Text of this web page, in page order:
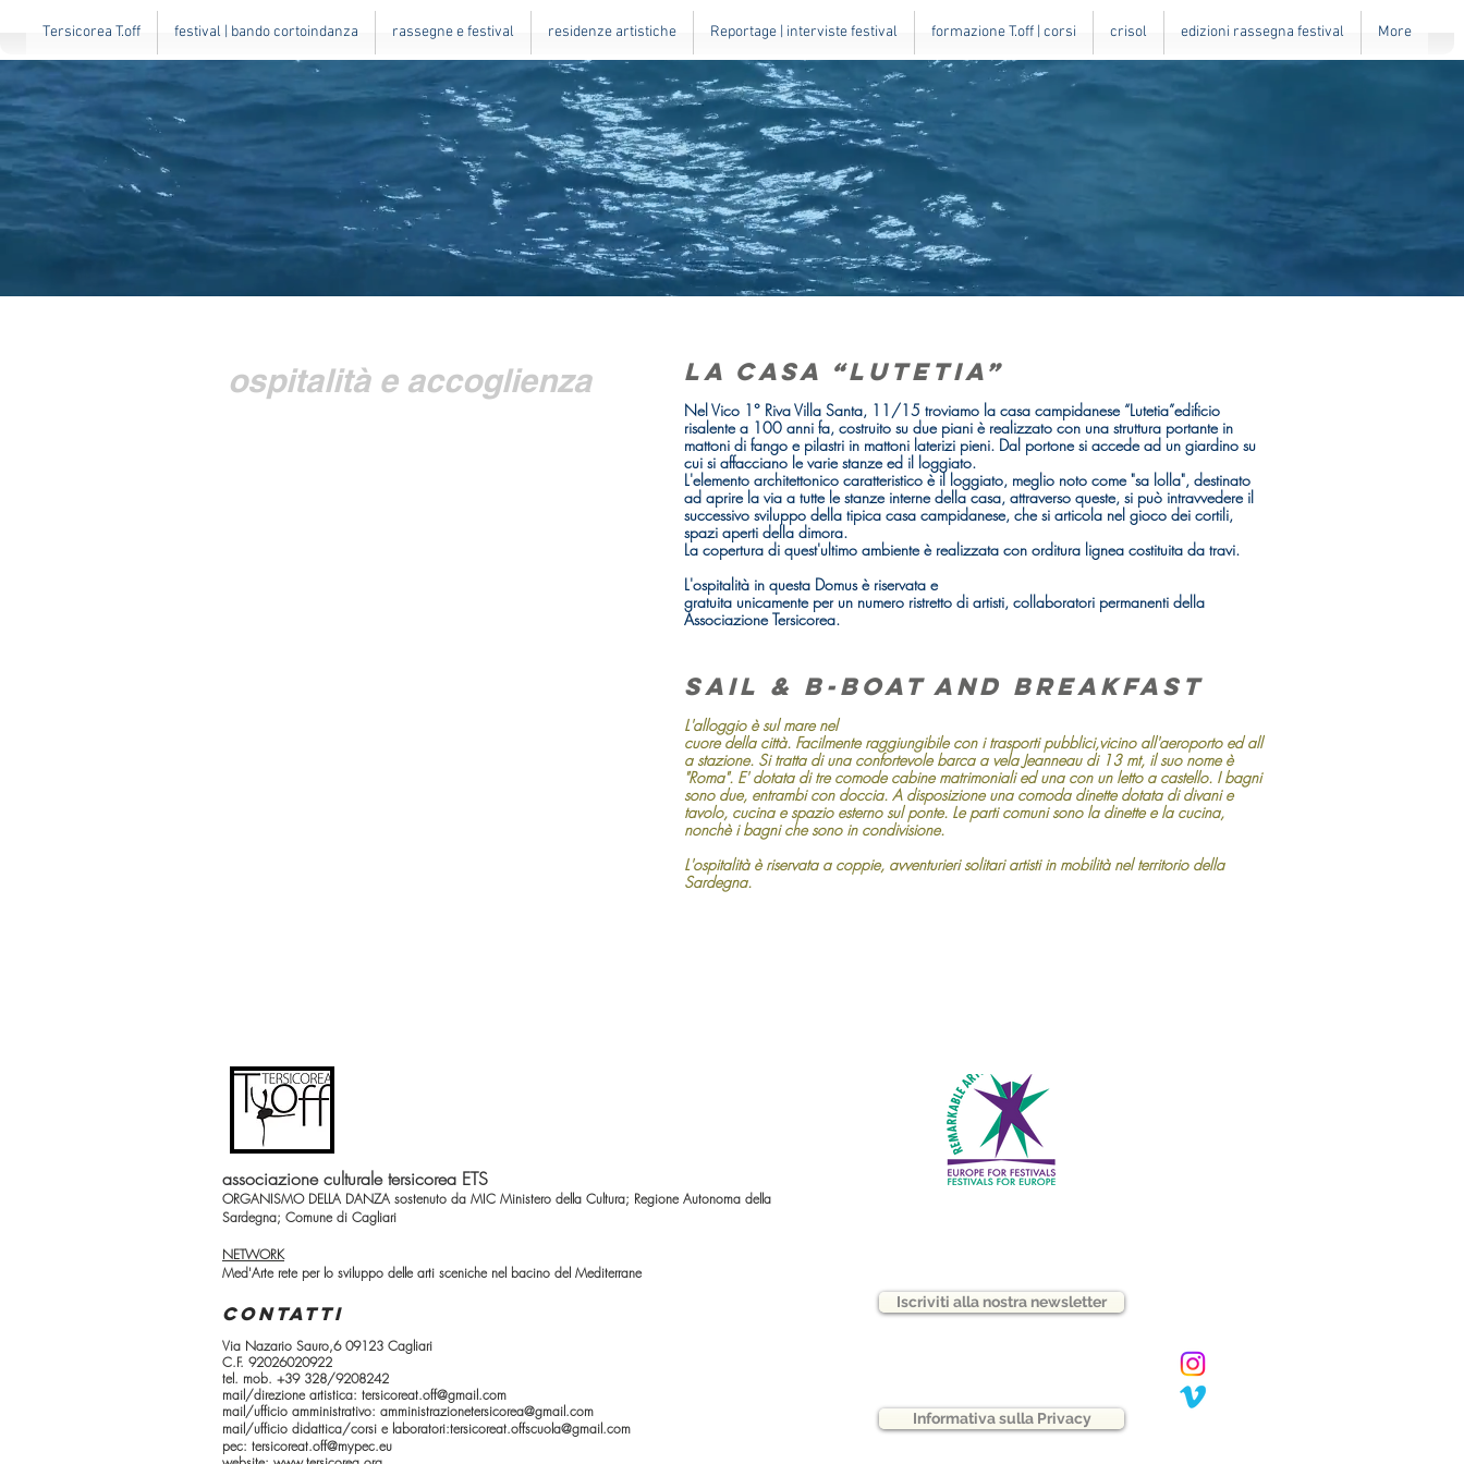
Tersicorea T.off festival | bando cortoindanza rassegne e festival residenze artistiche Reportage | interviste festival formazione T.off | corsi crisol edizioni rassegna festival More
ospitalità e accoglienza La casa “Lutetia”
Nel Vico 1° Riva Villa Santa, 11/15 troviamo la casa campidanese “Lutetia”edificio
risalente a 100 anni fa, costruito su due piani è realizzato con una struttura portante in
mattoni di fango e pilastri in mattoni laterizi pieni. Dal portone si accede ad un giardino su
cui si affacciano le varie stanze ed il loggiato.
L'elemento architettonico caratteristico è il loggiato, meglio noto come "sa lolla", destinato
ad aprire la via a tutte le stanze interne della casa, attraverso queste, si può intravvedere il
successivo sviluppo della tipica casa campidanese, che si articola nel gioco dei cortili,
spazi aperti della dimora.
La copertura di quest'ultimo ambiente è realizzata con orditura lignea costituita da travi.
L'ospitalità in questa Domus è riservata e
gratuita unicamente per un numero ristretto di artisti, collaboratori permanenti della
Associazione Tersicorea.
Sail & B-Boat and Breakfast
L'alloggio è sul mare nel
cuore della città. Facilmente raggiungibile con i trasporti pubblici,vicino all'aeroporto ed all
a stazione. Si tratta di una confortevole barca a vela Jeanneau di 13 mt, il suo nome è
"Roma". E' dotata di tre comode cabine matrimoniali ed una con un letto a castello. I bagni
sono due, entrambi con doccia. A disposizione una comoda dinette dotata di divani e
tavolo, cucina e spazio esterno sul ponte. Le parti comuni sono la dinette e la cucina,
nonchè i bagni che sono in condivisione.
L'ospitalità è riservata a coppie, avventurieri solitari artisti in mobilità nel territorio della
Sardegna.
CONTATTI
associazione culturale tersicorea ETS
ORGANISMO DELLA DANZA sostenuto da MIC Ministero della Cultura; Regione Autonoma della
Sardegna; Comune di Cagliari
NETWORK
Med'Arte rete per lo sviluppo delle arti sceniche nel bacino del Mediterrane
Via Nazario Sauro,6 09123 Cagliari
C.F. 92026020922
tel. mob. +39 328/9208242
mail/direzione artistica: tersicoreat.off@gmail.com
mail/ufficio amministrativo: amministrazionetersicorea@gmail.com
mail/ufficio didattica/corsi e laboratori:tersicoreat.offscuola@gmail.com
pec: tersicoreat.off@mypec.eu
Iscriviti alla nostra newsletter
Informativa sulla Privacy